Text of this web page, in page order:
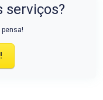
serviços?